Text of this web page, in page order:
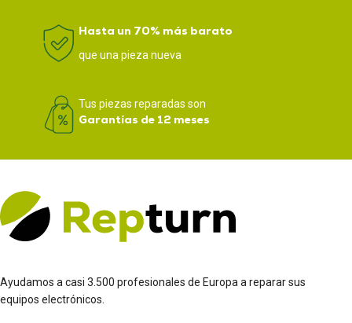
Hasta un 70% más barato
que una pieza nueva
Tus piezas reparadas son
Garantías de 12 meses
Ayudamos a casi 3.500 profesionales de Europa a reparar sus
equipos electrónicos.